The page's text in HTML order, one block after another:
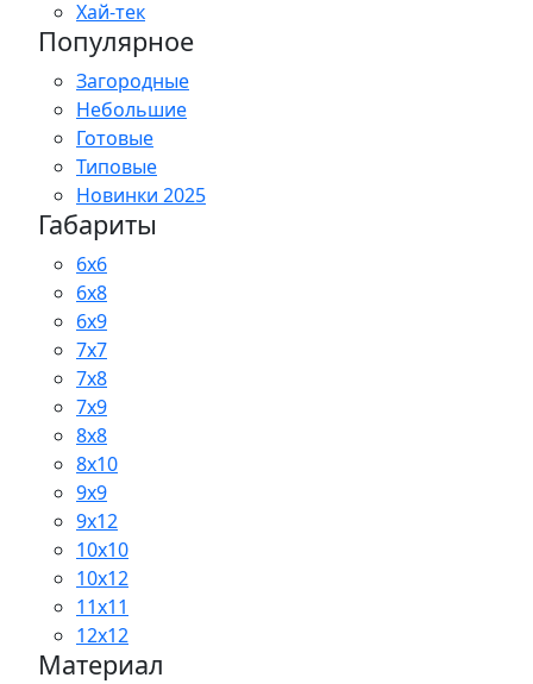
Хай-тек
Популярное
Загородные
Небольшие
Готовые
Типовые
Новинки 2025
Габариты
6x6
6x8
6x9
7x7
7x8
7x9
8x8
8x10
9x9
9x12
10x10
10x12
11x11
12x12
Материал